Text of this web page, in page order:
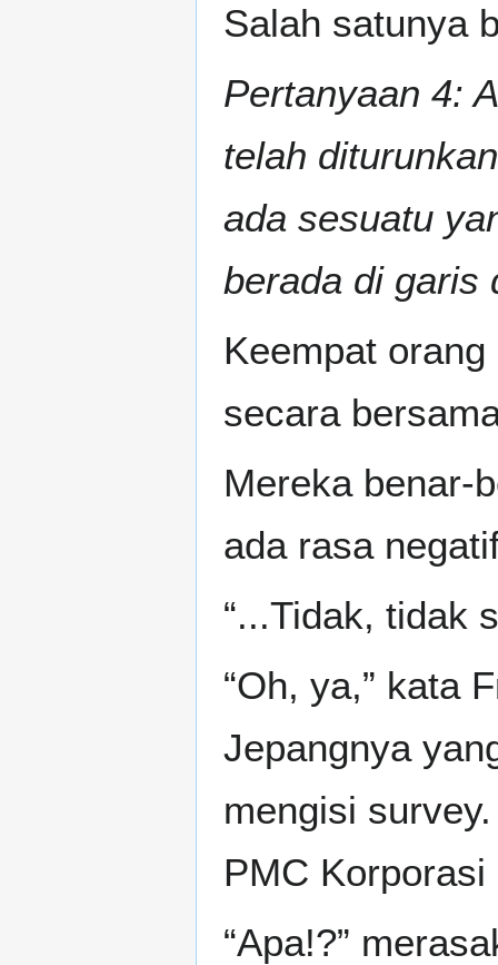
Salah satunya
Pertanyaan 4:
telah
ada sesuatu
berada di garis
Keempat
secara
Mereka benar-
ada rasa
“...Tidak, tidak
“Oh, ya,” kata
Jepangnya
mengisi
PMC
“Apa!?”